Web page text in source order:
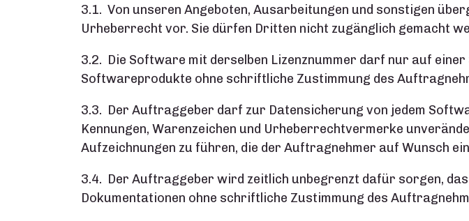
3.1. Von unseren Angeboten, Ausarbeitungen und sonstigen
Urheberrecht vor. Sie dürfen Dritten nicht zugänglich gemacht
3.2. Die Software mit derselben Lizenznummer darf nur auf
Softwareprodukte ohne schriftliche Zustimmung des
3.3. Der Auftraggeber darf zur Datensicherung von jedem
Kennungen, Warenzeichen und Urheberrechtvermerke
Aufzeichnungen zu führen, die der Auftragnehmer auf Wunsch
3.4. Der Auftraggeber wird zeitlich unbegrenzt dafür sorgen,
Dokumentationen ohne schriftliche Zustimmung des